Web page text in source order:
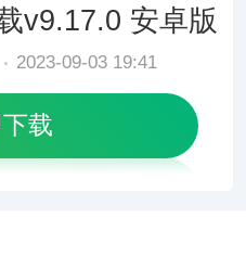
v9.17.0 安卓版
2023-09-03 19:41
载